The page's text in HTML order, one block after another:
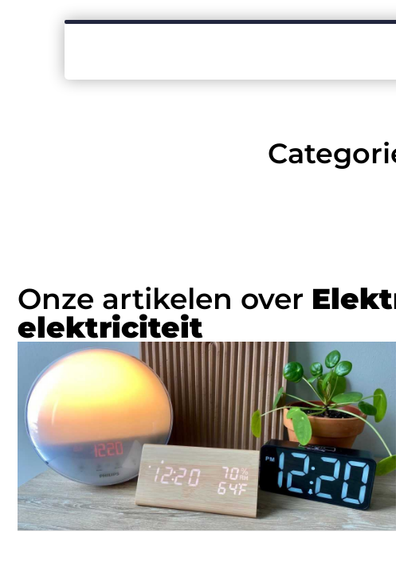
Onze artikelen over
elektriciteit